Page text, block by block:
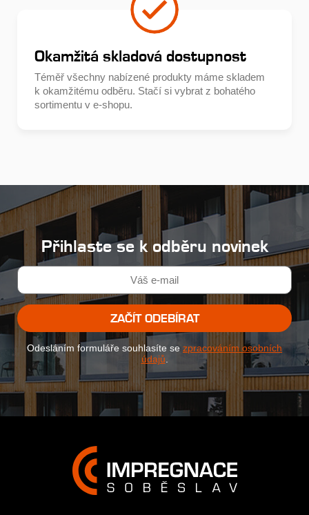
Okamžitá skladová dostupnost
Téměř všechny nabízené produkty máme skladem
k okamžitému odběru. Stačí si vybrat z bohatého
sortimentu v e-shopu.
Přihlaste se k odběru novinek
ZAČÍT ODEBÍRAT
Odesláním formuláře souhlasíte se zpracováním osobních
údajů.